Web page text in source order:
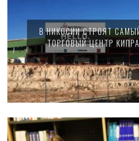
В НИКОСИИ СТРОЯТ
ТОРГОВЫЙ ЦЕНТР